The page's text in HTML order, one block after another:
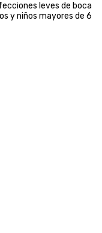
leves de boca
y niños mayores de 6